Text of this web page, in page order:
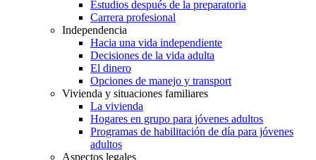
Estudios después de la preparatoria
Carrera profesional
Independencia
Hacia una vida independiente
Decisiones de la vida adulta
El dinero
Opciones de manejo y transport
Vivienda y situaciones familiares
La vivienda
Hogares en grupo para jóvenes adultos
Programas de habilitación de día para jóvenes
adultos
Aspectos legales